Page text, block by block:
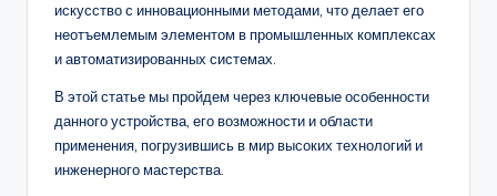
искусство с инновационными методами, что делает его
неотъемлемым элементом в промышленных комплексах
и автоматизированных системах.
В этой статье мы пройдем через ключевые особенности
данного устройства, его возможности и области
применения, погрузившись в мир высоких технологий и
инженерного мастерства.